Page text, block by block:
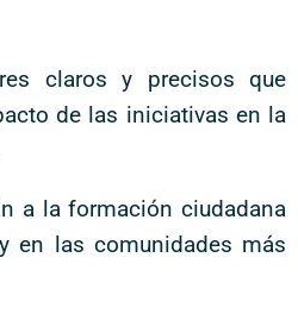
claros y precisos que
de las iniciativas en la
a la formación ciudadana
en las comunidades más